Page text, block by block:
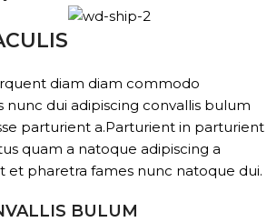
diam diam commodo
dui adipiscing convallis bulum
parturient a.Parturient in parturient
quam a natoque adipiscing a
et pharetra fames nunc natoque dui.
BULUM